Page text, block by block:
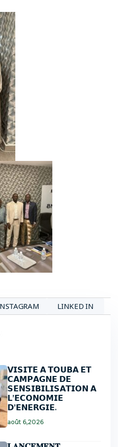
LINKED IN
𝗩𝗜𝗦𝗜𝗧𝗘 𝗔 𝗧𝗢𝗨𝗕𝗔 𝗘𝗧
𝗖𝗔𝗠𝗣𝗔𝗚𝗡𝗘 𝗗𝗘
𝗦𝗘𝗡𝗦𝗜𝗕𝗜𝗟𝗜𝗦𝗔𝗧𝗜𝗢𝗡 𝗔
𝗟’𝗘𝗖𝗢𝗡𝗢𝗠𝗜𝗘
𝗗’𝗘𝗡𝗘𝗥𝗚𝗜𝗘.
août 6,2026